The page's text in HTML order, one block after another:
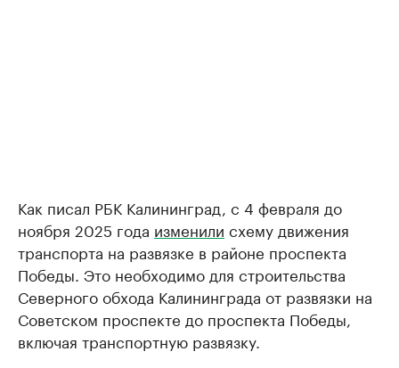
Как писал РБК Калининград, с 4 февраля до
ноября 2025 года изменили схему движения
транспорта на развязке в районе проспекта
Победы. Это необходимо для строительства
Северного обхода Калининграда от развязки на
Советском проспекте до проспекта Победы,
включая транспортную развязку.